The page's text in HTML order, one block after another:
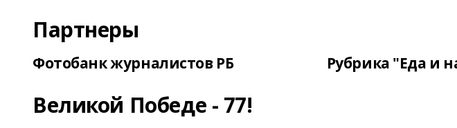
Партнеры
Фотобанк журналистов РБ Рубрика "Еда и
Великой Победе - 77!